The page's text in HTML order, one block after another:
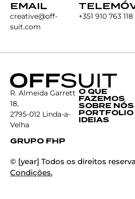
EMAIL
creative@off-
suit.com
+351 910 763 118
R. Almeida Garrett
18,
2795-012 Linda-a-
Velha
GRUPO FHP
O QUE
FAZEMOS
SOBRE NÓS
PORTFOLIO
IDEIAS
© [year] Todos os direitos
Condições.